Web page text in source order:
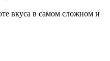
вкуса в самом сложном и